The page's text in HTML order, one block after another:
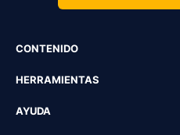
CONTENIDO
HERRAMIENTAS
AYUDA